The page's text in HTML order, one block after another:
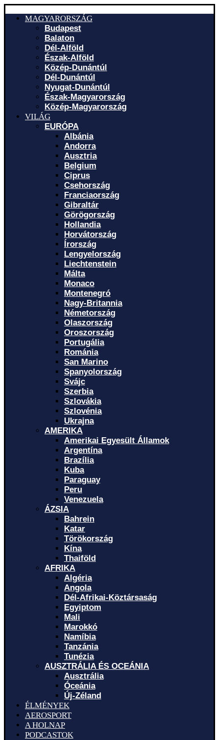
MAGYARORSZÁG
Budapest
Balaton
Dél-Alföld
Észak-Alföld
Közép-Dunántúl
Dél-Dunántúl
Nyugat-Dunántúl
Észak-Magyarország
Közép-Magyarország
VILÁG
EURÓPA
Albánia
Andorra
Ausztria
Belgium
Ciprus
Csehország
Franciaország
Gibraltár
Görögország
Hollandia
Horvátország
Írország
Lengyelország
Liechtenstein
Málta
Monaco
Montenegró
Nagy-Britannia
Németország
Olaszország
Oroszország
Portugália
Románia
San Marino
Spanyolország
Svájc
Szerbia
Szlovákia
Szlovénia
Ukrajna
AMERIKA
Amerikai Egyesült Államok
Argentína
Brazília
Kuba
Paraguay
Peru
Venezuela
ÁZSIA
Bahrein
Katar
Törökország
Kína
Thaiföld
AFRIKA
Algéria
Angola
Dél-Afrikai-Köztársaság
Egyiptom
Mali
Marokkó
Namíbia
Tanzánia
Tunézia
AUSZTRÁLIA ÉS OCEÁNIA
Ausztrália
Óceánia
Új-Zéland
ÉLMÉNYEK
AEROSPORT
A HOLNAP
PODCASTOK